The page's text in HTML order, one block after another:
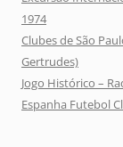
1974
Clubes de São
Gertrudes)
Jogo Histórico –
Espanha Futebol